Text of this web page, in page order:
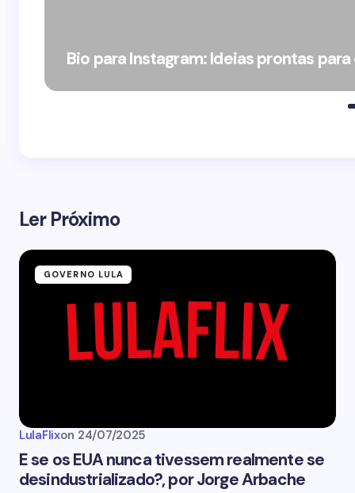
Bio para Instagram: Ideias prontas
Ler Próximo
GOVERNO LULA
LulaFlixon 24/07/2025
E se os EUA nunca tivessem realmente se
desindustrializado?, por Jorge Arbache